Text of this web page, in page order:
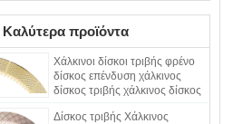
Καλύτερα προϊόντα
Χάλκινοι δίσκοι τριβής φρένο
δίσκος επένδυση χάλκινος
δίσκος τριβής χάλκινος δίσκος
Δίσκος τριβής Χάλκινος